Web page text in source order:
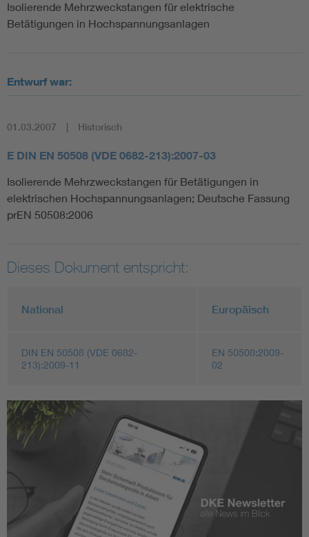
Isolierende Mehrzweckstangen für elektrische
Betätigungen in Hochspannungsanlagen
Entwurf war:
01.03.2007 Historisch
E DIN EN 50508 (VDE 0682-213):2007-03
Isolierende Mehrzweckstangen für Betätigungen in
elektrischen Hochspannungsanlagen; Deutsche Fassung
prEN 50508:2006
Dieses Dokument entspricht:
National Europäisch
DIN EN 50508 (VDE 0682-
213):2009-11
EN 50508:2009-
02